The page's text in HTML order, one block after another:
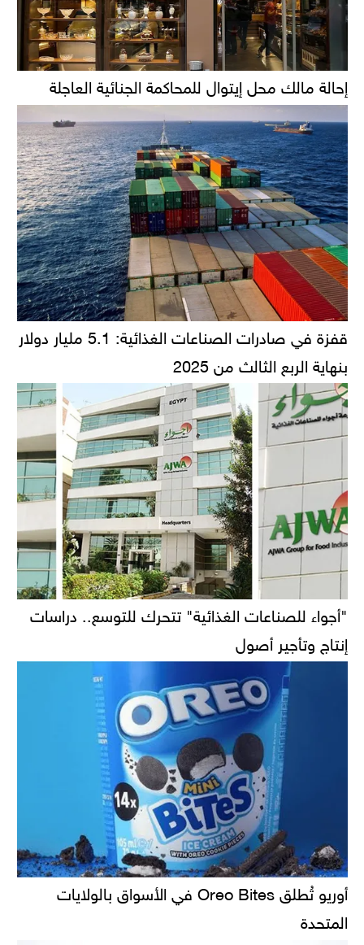
إحالة مالك محل إيتوال للمحاكمة الجنائية العاجلة
قفزة في صادرات الصناعات الغذائية: 5.1 مليار دولار
بنهاية الربع الثالث من 2025
"أجواء للصناعات الغذائية" تتحرك للتوسع.. دراسات
إنتاج وتأجير أصول
أوريو تُطلق Oreo Bites في الأسواق بالولايات
المتحدة